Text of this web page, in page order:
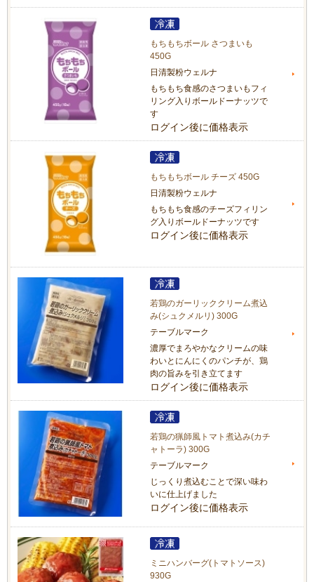
もちもちボール さつまいも
450G
日清製粉ウェルナ
もちもち食感のさつまいもフィ
リング入りボールドーナッツで
す
ログイン後に価格表示
もちもちボール チーズ 450G
日清製粉ウェルナ
もちもち食感のチーズフィリン
グ入りボールドーナッツです
ログイン後に価格表示
若鶏のガーリッククリーム煮込
み(シュクメルリ) 300G
テーブルマーク
濃厚でまろやかなクリームの味
わいとにんにくのパンチが、鶏
肉の旨みを引き立てます
ログイン後に価格表示
若鶏の猟師風トマト煮込み(カチ
ャトーラ) 300G
テーブルマーク
じっくり煮込むことで深い味わ
いに仕上げました
ログイン後に価格表示
ミニハンバーグ(トマトソース)
930G